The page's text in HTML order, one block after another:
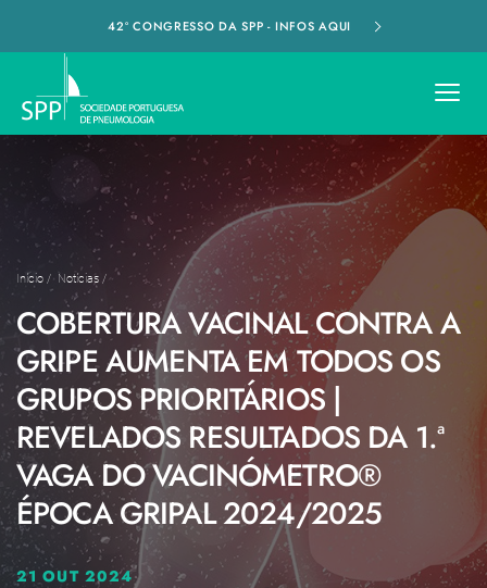
42º CONGRESSO DA SPP - INFOS AQUI
Início / Notícias /
COBERTURA VACINAL CONTRA A
GRIPE AUMENTA EM TODOS OS
GRUPOS PRIORITÁRIOS |
REVELADOS RESULTADOS DA 1.ª
VAGA DO VACINÓMETRO®
ÉPOCA GRIPAL 2024/2025
21 OUT 2024